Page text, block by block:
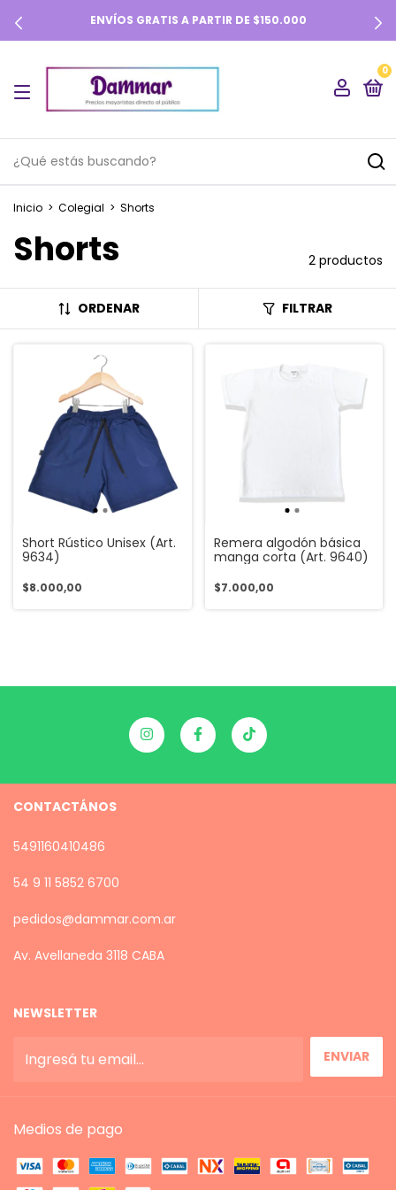
ENVÍOS GRATIS A PARTIR DE $150.000
0
Inicio > Colegial > Shorts
Shorts 2 productos
ORDENAR FILTRAR
Short Rústico Unisex (Art.
9634)
$8.000,00
Remera algodón básica
manga corta (Art. 9640)
$7.000,00
CONTACTÁNOS
5491160410486
54 9 11 5852 6700
pedidos@dammar.com.ar
Av. Avellaneda 3118 CABA
NEWSLETTER
Medios de pago